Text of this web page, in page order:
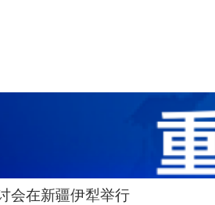
会在新疆伊犁举行